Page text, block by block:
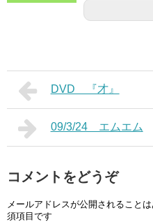
DVD 『才』
09/3/24 エムエム
コメントをどうぞ
メールアドレスが公開されることは
須項目です